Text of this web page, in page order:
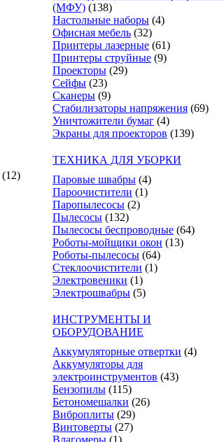
(12)
(МФУ) (138)
Настольные наборы (4)
Офисная мебель (32)
Принтеры лазерные (61)
Принтеры струйные (9)
Проекторы (29)
Сейфы (23)
Сканеры (9)
Стабилизаторы напряжения (69)
Уничтожители бумаг (4)
Экраны для проекторов (139)
ТЕХНИКА ДЛЯ УБОРКИ
Паровые швабры (4)
Пароочистители (1)
Паропылесосы (2)
Пылесосы (132)
Пылесосы беспроводные (64)
Роботы-мойщики окон (13)
Роботы-пылесосы (64)
Стеклоочистители (1)
Электровеники (1)
Электрошвабры (5)
ИНСТРУМЕНТЫ И
ОБОРУДОВАНИЕ
Аккумуляторные отвертки (4)
Аккумуляторы для
электроинструментов (43)
Бензопилы (115)
Бетономешалки (26)
Виброплиты (29)
Винтоверты (27)
Влагомеры (1)